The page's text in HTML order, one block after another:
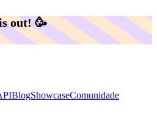
out! 🥳️
BlogShowcaseComunidade